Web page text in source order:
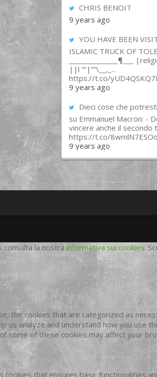
CHRIS BENOIT
9 years ago
YOU HAVE BEEN
ISLAMIC TRUCK OF
______________¶___
||l “”|””\__,_...
https://t.co/
9 years ago
Dieci cose che
su Emmanuel Macron: -
vincere anche il secondo
https://t.co/8wmlN7ESOo
9 years ago
la nostra informativa sui cookies.
the cookies that are categorized as
analyze and understand how you use
some of these cookies may affect your
that ensures basic functionalities